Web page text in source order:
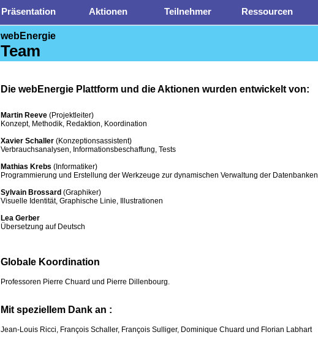
Präsentation Aktionen Teilnehmer Ressourcen
webEnergie
Team
Die webEnergie Plattform und die Aktionen wurden entwickelt von:
Martin Reeve (Projektleiter)
Konzept, Methodik, Redaktion, Koordination
Xavier Schaller (Konzeptionsassistent)
Verbrauchsanalysen, Informationsbeschaffung, Tests
Mathias Krebs (Informatiker)
Programmierung und Erstellung der Werkzeuge zur dynamischen Verwaltung der Datenbanken
Sylvain Brossard (Graphiker)
Visuelle Identität, Graphische Linie, Illustrationen
Lea Gerber
Übersetzung auf Deutsch
Globale Koordination
Professoren Pierre Chuard und Pierre Dillenbourg.
Mit speziellem Dank an :
Jean-Louis Ricci, François Schaller, François Sulliger, Dominique Chuard und Florian Labhart